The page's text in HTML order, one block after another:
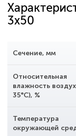
3x50
Сечение, мм
Относительная
влажность
35°С), %
Температура
окружающей